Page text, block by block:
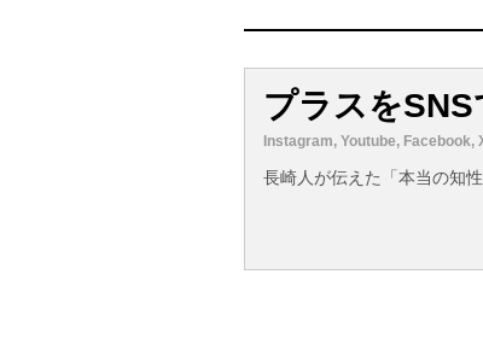
プラスをSNS
Instagram, Youtube, Facebook,
長崎人が伝えた「本当の